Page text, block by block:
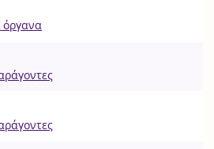
όργανα